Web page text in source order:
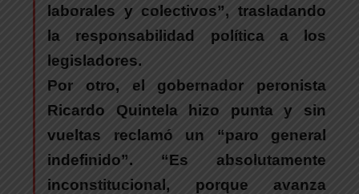
laborales y colectivos”, trasladando
la responsabilidad política a los
legisladores.
Por otro, el gobernador peronista
Ricardo Quintela hizo punta y sin
vueltas reclamó un “paro general
indefinido”. “Es absolutamente
inconstitucional, porque avanza